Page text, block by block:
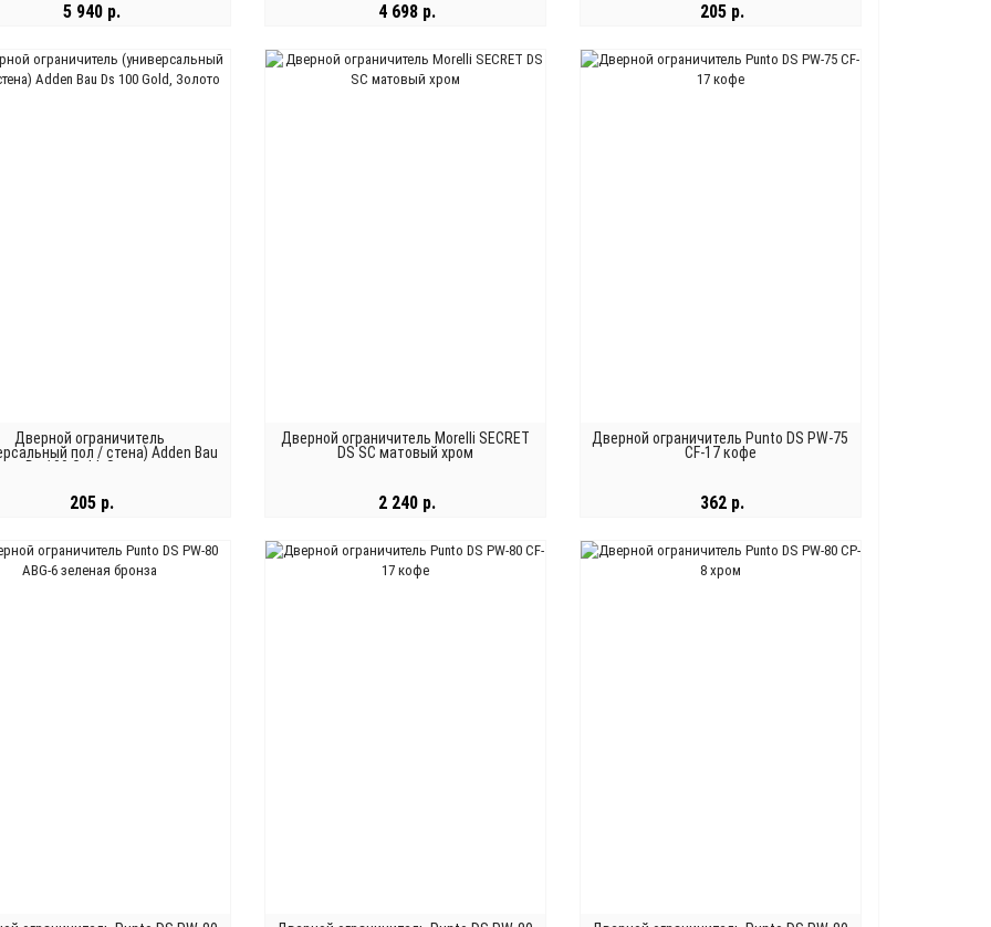
5 940 р.
В КОРЗИНУ
4 698 р.
В КОРЗИНУ
205 р.
В КОРЗИНУ
Дверной ограничитель
пол / стена) Adden Bau
Ds 100 Gold, Золото
205 р.
В КОРЗИНУ
Дверной ограничитель Morelli SECRET
DS SC матовый хром
2 240 р.
В КОРЗИНУ
Дверной ограничитель Punto DS PW-75
CF-17 кофе
362 р.
В КОРЗИНУ